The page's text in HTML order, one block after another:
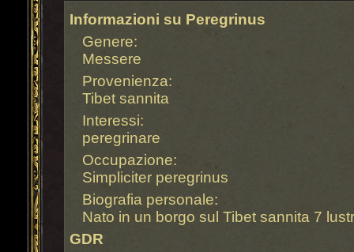
Informazioni su Peregrinus
Genere:
Messere
Provenienza:
Tibet sannita
Interessi:
peregrinare
Occupazione:
Simpliciter peregrinus
Biografia personale:
Nato in un borgo sul Tibet sannita 7
GDR